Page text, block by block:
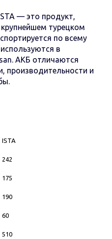
— это продукт,
турецком
по всему
в
АКБ отличаются
производительности и
ISTA
242
175
190
60
510